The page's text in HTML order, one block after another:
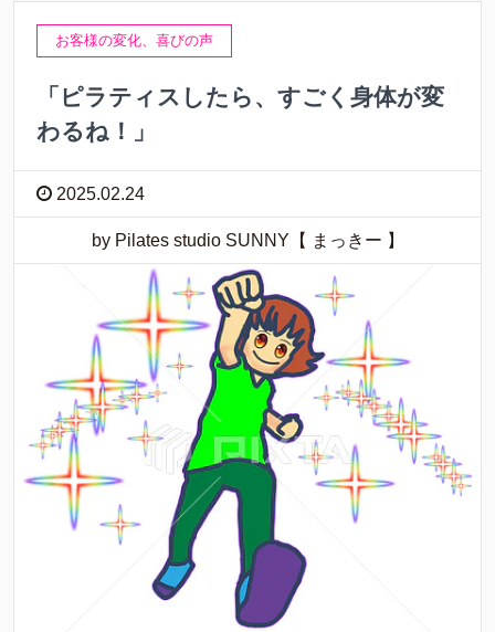
お客様の変化、喜びの声
「ピラティスしたら、すごく身体が変
わるね！」
2025.02.24
by Pilates studio SUNNY【 まっきー 】